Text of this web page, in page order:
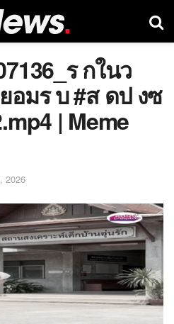
ร กในว
อมร บ #ส ดป งซ
| Meme
2026